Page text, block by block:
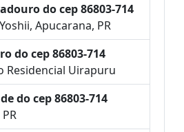
do cep 86803-714
Apucarana, PR
do cep 86803-714
Residencial Uirapuru
do cep 86803-714